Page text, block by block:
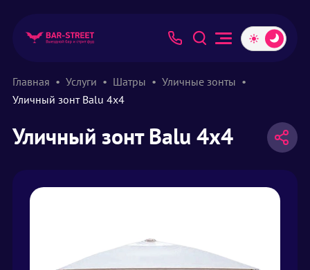
Главная Услуги Шатры
Уличные зонты
Уличный зонт Balu 4х4
Уличный зонт Balu 4х4